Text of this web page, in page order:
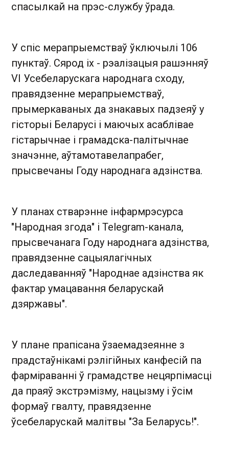
спасылкай на прэс-службу ўрада.
У спіс мерапрыемстваў ўключылі 106
пунктаў. Сярод іх - рэалізацыя рашэнняў
VI Усебеларускага народнага сходу,
правядзенне мерапрыемстваў,
прымеркаваных да знакавых падзеяў у
гісторыі Беларусі і маючых асаблівае
гістарычнае і грамадска-палітычнае
значэнне, аўтамотавелапрабег,
прысвечаны Году народнага адзінства.
У планах стварэнне інфармрэсурса
"Народная згода" і Telegram-канала,
прысвечанага Году народнага адзінства,
правядзенне сацыялагічных
даследаванняў "Народнае адзінства як
фактар ​​умацавання беларускай
дзяржавы".
У плане прапісана ўзаемадзеянне з
прадстаўнікамі рэлігійных канфесій па
фарміраванні ў грамадстве нецярпімасці
да праяў экстрэмізму, нацызму і ўсім
формаў гвалту, правядзенне
ўсебеларускай малітвы "За Беларусь!".